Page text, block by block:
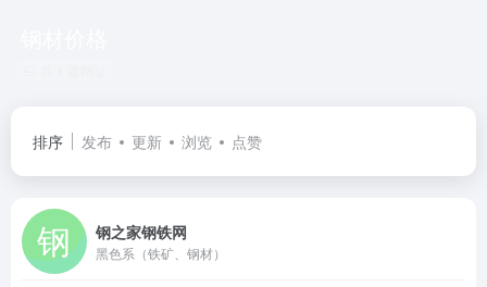
排序 发布 更新 浏览 点赞
钢之家钢铁网
黑色系（铁矿、钢材）